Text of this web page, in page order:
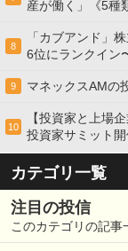
産が働く」《5種
8
「カブアンド」
6位にランクイン
9 マネックスAMの
10
【投資家と上場
投資家サミット開
カテゴリ一覧
注目の投信
このカテゴリの記事